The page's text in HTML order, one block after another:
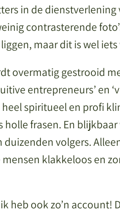
in de dienstverlening
contrasterende
maar dit is wel
overmatig gestrooid
entrepreneurs’ en
spiritueel en profi
frasen. En
volgers.
klakkeloos en
heb ook zo’n account!